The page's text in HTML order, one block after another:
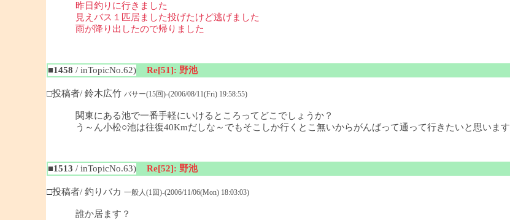
昨日釣りに行きました
見えバス１匹居ました投げたけど逃げました
雨が降り出したので帰りました
■1458 / inTopicNo.62)
Re[51]: 野池
□投稿者/ 鈴木広竹 バサー(15回)-(2006/08/11(Fri) 19:58:55)
関東にある池で一番手軽にいけるところってどこでしょうか？
う～ん小松○池は往復40Kmだしな～でもそこしか行くとこ無いからがんばって通って行きたいと思います
■1513 / inTopicNo.63)
Re[52]: 野池
□投稿者/ 釣りバカ 一般人(1回)-(2006/11/06(Mon) 18:03:03)
誰か居ます？